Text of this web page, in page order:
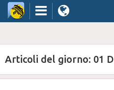
Articoli del giorno: 01